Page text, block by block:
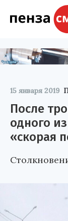
15 января 2019
После
одного
«скорая